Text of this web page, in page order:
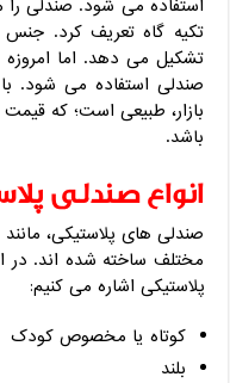
استفاده می شود. صندلی را
تکیه گاه تعریف کرد.
تشکیل می دهد. اما امروزه
صندلی استفاده می شود.
بازار، طبیعی است؛ که
باشد.
انواع صندلی
صندلی های پلاستیکی،
مختلف ساخته شده اند. در
پلاستیکی اشاره می کنیم:
کوتاه یا مخصوص کودک
بلند